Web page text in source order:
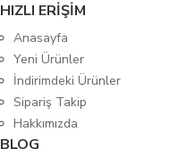
HIZLI ERİŞİM
Anasayfa
Yeni Ürünler
İndirimdeki Ürünler
Sipariş Takip
Hakkımızda
BLOG